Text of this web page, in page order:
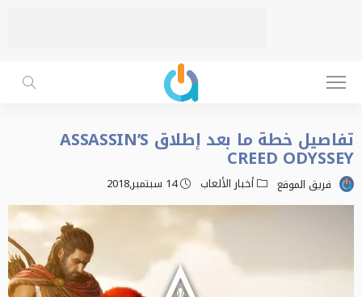
تفاصيل خطة ما بعد إطلاق ASSASSIN’S
CREED ODYSSEY
فريق الموقع أخبار الألعاب 14 سبتمبر,2018